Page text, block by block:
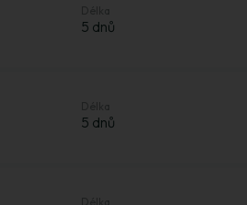
5 dnů
5 dnů